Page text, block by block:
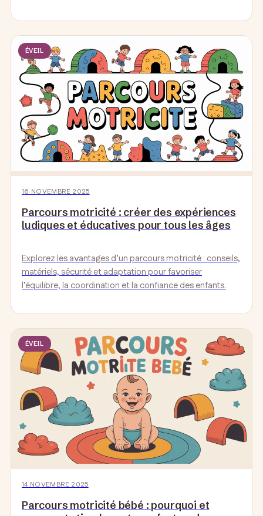
ÉVEIL
Parcours motricité : créer des expériences
ludiques et éducatives pour tous les âges
16 NOVEMBRE 2025
Explorez les avantages d’un parcours motricité : conseils,
matériels, sécurité et adaptation pour favoriser
l’équilibre, la coordination et la confiance des enfants.
ÉVEIL
Parcours motricité bébé : pourquoi et
14 NOVEMBRE 2025